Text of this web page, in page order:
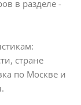
в разделе -
стране
по Москве и